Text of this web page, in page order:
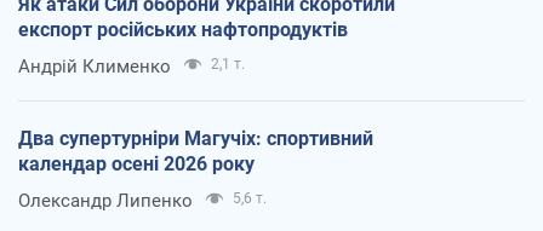
експорт російських нафтопродуктів
Андрій Клименко 2,1 т.
Два супертурніри Магучіх: спортивний
календар осені 2026 року
Олександр Липенко 5,6 т.